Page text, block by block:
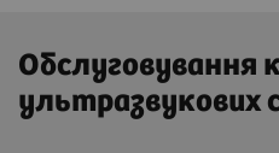
Обслуговування
ультразвукових